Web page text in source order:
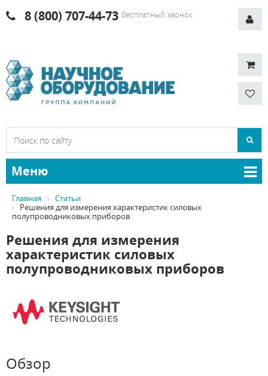
8 (800) 707-44-73 бесплатный звонок
Меню
Главная
Статьи
Решения для измерения характеристик силовых
полупроводниковых приборов
Решения для измерения
характеристик силовых
полупроводниковых приборов
Обзор